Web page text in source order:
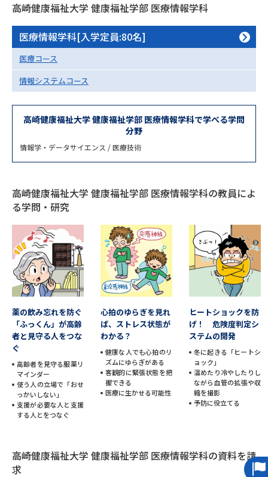
専門学校の資料請求 大学院の資料請求
留学・進学関連、塾・予備校
大学入学共通テスト「受験案
内」の請求
大学入学共通テスト「受験上の
配慮案内」の請求
幼稚園教員資格認定試験 小学校教員資格認定試験
試験
大学研究 大学検索
大学で学べる内容や特徴を調べる
新増設大学・学部・学科特集
国際・グローバルに強い大学特
集
デジタルパンフレット
新学年スタート号特集ページ
（高3生用）
新学年スタート号特集ページ
（高2生用）
SELFBRAND特集ページ
オープンキャンパス検索 実施プログラムから探す
高崎健康福祉大学 健康福祉学部 医療情報学科
医療情報学科[入学定員:80名]
医療コース
情報システムコース
高崎健康福祉大学 健康福祉学部 医療情報学科で学べる学問
分野
情報学・データサイエンス / 医療技術
高崎健康福祉大学 健康福祉学部 医療情報学科の教員によ
る学問・研究
薬の飲み忘れを防ぐ
「ふっくん」が高齢
者と見守る人をつな
ぐ
高齢者を見守る服薬リ
マインダー
使う人の立場で「おせ
っかいしない」
支援が必要な人と支援
する人とをつなぐ
心拍のゆらぎを見れ
ば、ストレス状態が
わかる？
健康な人でも心拍のリ
ズムにゆらぎがある
客観的に緊張状態を把
握できる
医療に生かせる可能性
ヒートショックを防
げ！ 危険度判定シ
ステムの開発
冬に起きる「ヒートシ
ョック」
温めたり冷やしたりし
ながら血管の拡張や収
縮を撮影
予防に役立てる
高崎健康福祉大学 健康福祉学部 医療情報学科の資料を請
求